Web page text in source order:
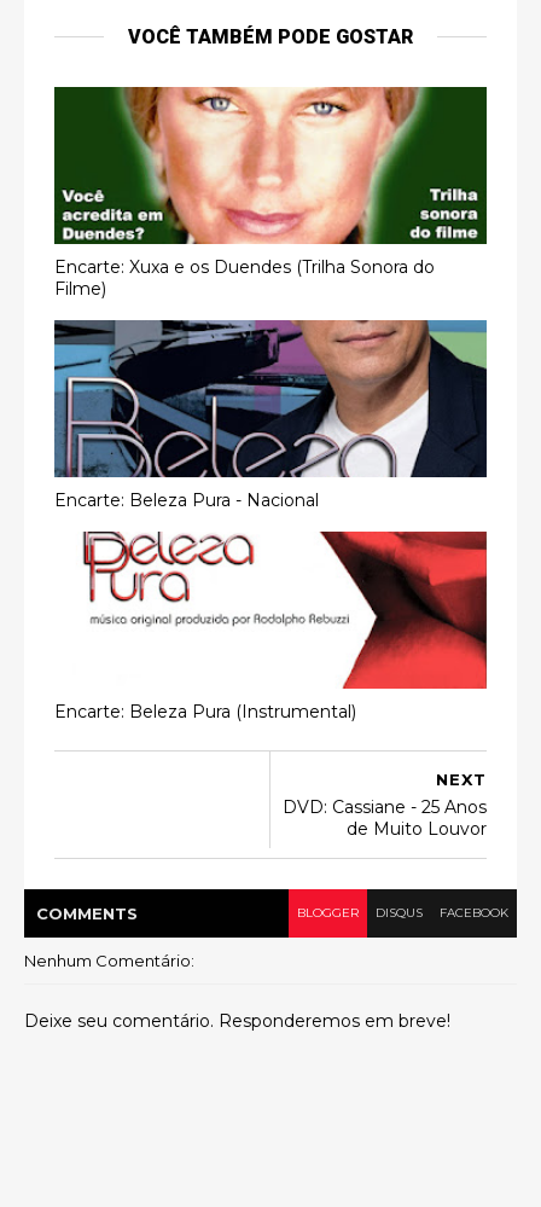
VOCÊ TAMBÉM PODE GOSTAR
Encarte: Xuxa e os Duendes (Trilha Sonora do
Filme)
Encarte: Beleza Pura - Nacional
Encarte: Beleza Pura (Instrumental)
NEXT
DVD: Cassiane - 25 Anos
de Muito Louvor
COMMENTS BLOGGER DISQUS FACEBOOK
Nenhum Comentário:
Deixe seu comentário. Responderemos em breve!